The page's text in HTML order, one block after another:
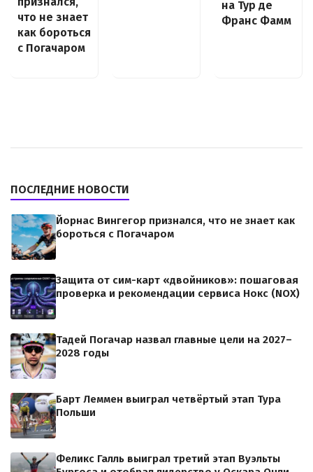
что не знает
как бороться
с Погачаром
на Тур де
Франс Фамм
ПОСЛЕДНИЕ НОВОСТИ
Йорнас Вингегор признался, что не знает как
бороться с Погачаром
Защита от сим-карт «двойников»: пошаговая
проверка и рекомендации сервиса Нокс (NOX)
Тадей Погачар назвал главные цели на 2027–
2028 годы
Барт Леммен выиграл четвёртый этап Тура
Польши
Феликс Галль выиграл третий этап Вуэльты